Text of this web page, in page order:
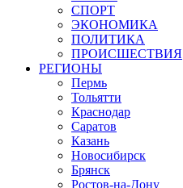
СПОРТ
ЭКОНОМИКА
ПОЛИТИКА
ПРОИСШЕСТВИЯ
РЕГИОНЫ
Пермь
Тольятти
Краснодар
Саратов
Казань
Новосибирск
Брянск
Ростов-на-Дону